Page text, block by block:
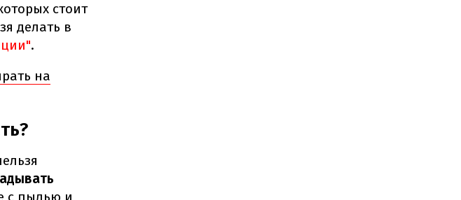
стоит
делать в
.
на